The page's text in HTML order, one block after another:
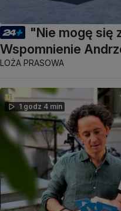
"Nie mogę się
Wspomnienie
LOŻA PRASOWA
1 godz 4 min